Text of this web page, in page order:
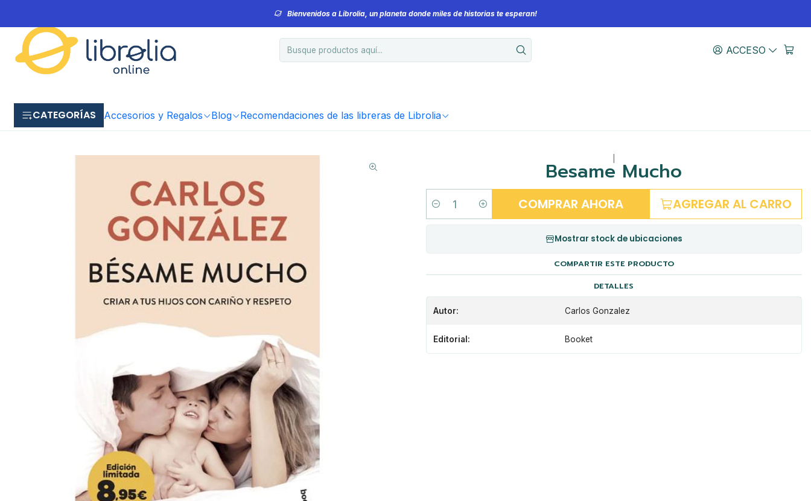
ACCESO
CATEGORÍAS Accesorios y Regalos Blog Recomendaciones de las libreras de Librolia
Bienvenidos a Librolia, un planeta donde miles de historias te esperan!
Besame Mucho
Cantidad AGREGAR AL CARRO
COMPRAR AHORA
Mostrar stock de ubicaciones
COMPARTIR ESTE PRODUCTO
DETALLES
Autor: Carlos Gonzalez
Editorial: Booket